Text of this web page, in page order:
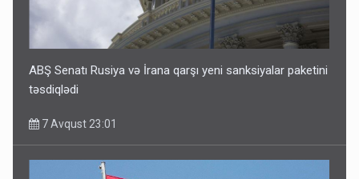
ABŞ Senatı Rusiya və İrana qarşı yeni sanksiyalar paketini
təsdiqlədi
7 Avqust 23:01